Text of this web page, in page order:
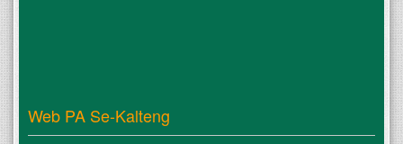
Web PA Se-Kalteng